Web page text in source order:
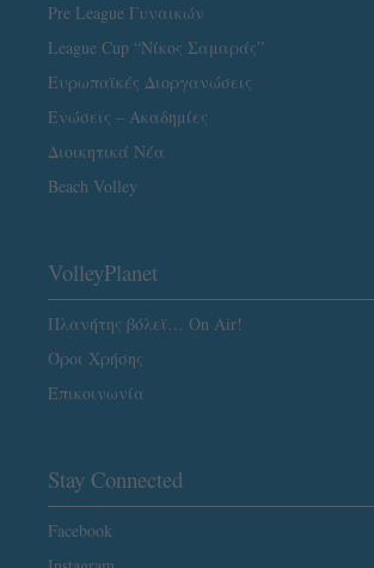
Pre League Γυναικών
League Cup “Νίκος Σαμαράς”
Ευρωπαϊκές Διοργανώσεις
Ενώσεις – Ακαδημίες
Διοικητικά Νέα
Beach Volley
VolleyPlanet
Πλανήτης βόλεϊ… On Air!
Όροι Χρήσης
Επικοινωνία
Stay Connected
Facebook